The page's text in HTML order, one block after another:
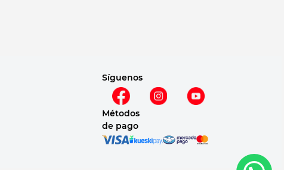
Síguenos
Métodos
de pago